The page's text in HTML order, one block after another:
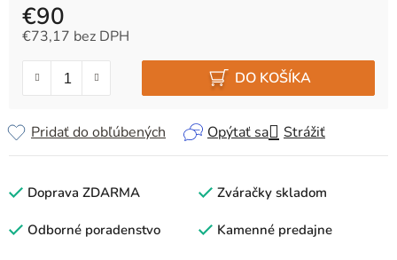
€90
€73,17 bez DPH
DO KOŠÍKA
Opýtať sa Strážiť
Pridať do obľúbených
Doprava ZDARMA Zváračky skladom
Odborné poradenstvo Kamenné predajne